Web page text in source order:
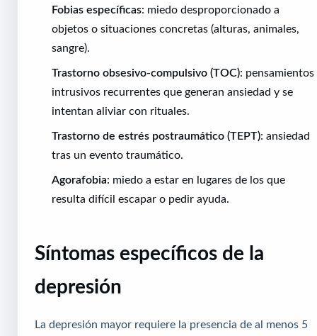
Fobias específicas: miedo desproporcionado a
objetos o situaciones concretas (alturas, animales,
sangre).
Trastorno obsesivo-compulsivo (TOC): pensamientos
intrusivos recurrentes que generan ansiedad y se
intentan aliviar con rituales.
Trastorno de estrés postraumático (TEPT): ansiedad
tras un evento traumático.
Agorafobia: miedo a estar en lugares de los que
resulta difícil escapar o pedir ayuda.
Síntomas específicos de la
depresión
La depresión mayor requiere la presencia de al menos 5